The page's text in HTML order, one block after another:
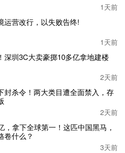
业收入204,379万元（约20.44亿
的 22.38%；上年同期精品业务
约13.63亿元），本期同比增长4
产品SKU约 6,385 款，销售客单
品类围绕“健康养护、智能互
景，推出智能猫砂盆系列产品。
与收纳两大细分领域，重点打造
收纳等核心单品，多款产品在 A
榜单。
1天前
运营改行，以失败告终!
1天前
深圳3C大卖豪掷10多亿拿地建楼
2天前
封杀令！两大类目遭全面禁入，存
2天前
，拿下全球第一！这匹中国黑马，
卷什么？
3天前